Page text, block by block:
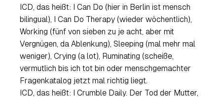
ICD, das heißt: I Can Do (hier in Berlin ist mensch
bilingual), I Can Do Therapy (wieder wöchentlich),
Working (fünf von sieben zu je acht, aber mit
Vergnügen, da Ablenkung), Sleeping (mal mehr mal
weniger), Crying (a lot), Ruminating (scheiße,
vermutlich bis ich tot bin oder menschgemachter
Fragenkatalog jetzt mal richtig liegt.
ICD, das heißt: I Crumble Daily. Der Tod der Mutter,